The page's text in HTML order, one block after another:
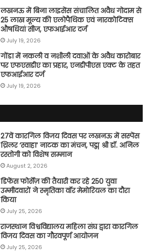
लखनऊ में बिना लाइसेंस संचालित अवैध गोदाम से
25 लाख मूल्य की एलोपैथिक एवं नारकोटिक्स
औषधियां सीज, एफआईआर दर्ज
July 19, 2026
गोंडा में नकली व नशीली दवाओं के अवैध कारोबार
पर एफएसडीए का प्रहार, एनडीपीएस एक्ट के तहत
एफआईआर दर्ज
July 19, 2026
27वें कारगिल विजय दिवस पर लखनऊ में सस्पेंस
थ्रिलर ‘स्वाहा’ नाटक का मंचन, पद्म श्री डॉ. अनिल
रस्तोगी को विशेष सम्मान
August 2, 2026
डिफेंस फोर्सेज़ की तैयारी कर रहे 250 युवा
उम्मीदवारों ने स्मृतिका वॉर मेमोरियल का दौरा
किया
July 25, 2026
राजस्थान विश्वविद्यालय महिला संघ द्वारा कारगिल
विजय दिवस का गौरवपूर्ण आयोजन
July 25, 2026